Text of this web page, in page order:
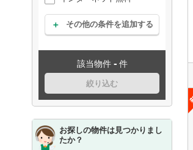
その他の条件を追加する
該当物件 - 件
絞り込む
お探しの物件は見つかりまし
たか？